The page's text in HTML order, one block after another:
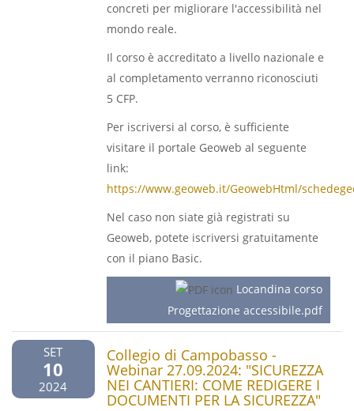
concreti per migliorare l'accessibilità nel
mondo reale.
Il corso è accreditato a livello nazionale e
al completamento verranno riconosciuti
5 CFP.
Per iscriversi al corso, è sufficiente
visitare il portale Geoweb al seguente
link:
https://www.geoweb.it/GeowebHtml/
Nel caso non siate già registrati su
Geoweb, potete iscriversi gratuitamente
con il piano Basic.
Locandina corso
Progettazione accessibile.pdf
SET
10
2024
Collegio di Campobasso -
Webinar 27.09.2024: "SICUREZZA
NEI CANTIERI: COME REDIGERE I
DOCUMENTI PER LA SICUREZZA"